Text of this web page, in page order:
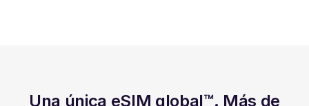
Una única eSIM global™. Más de